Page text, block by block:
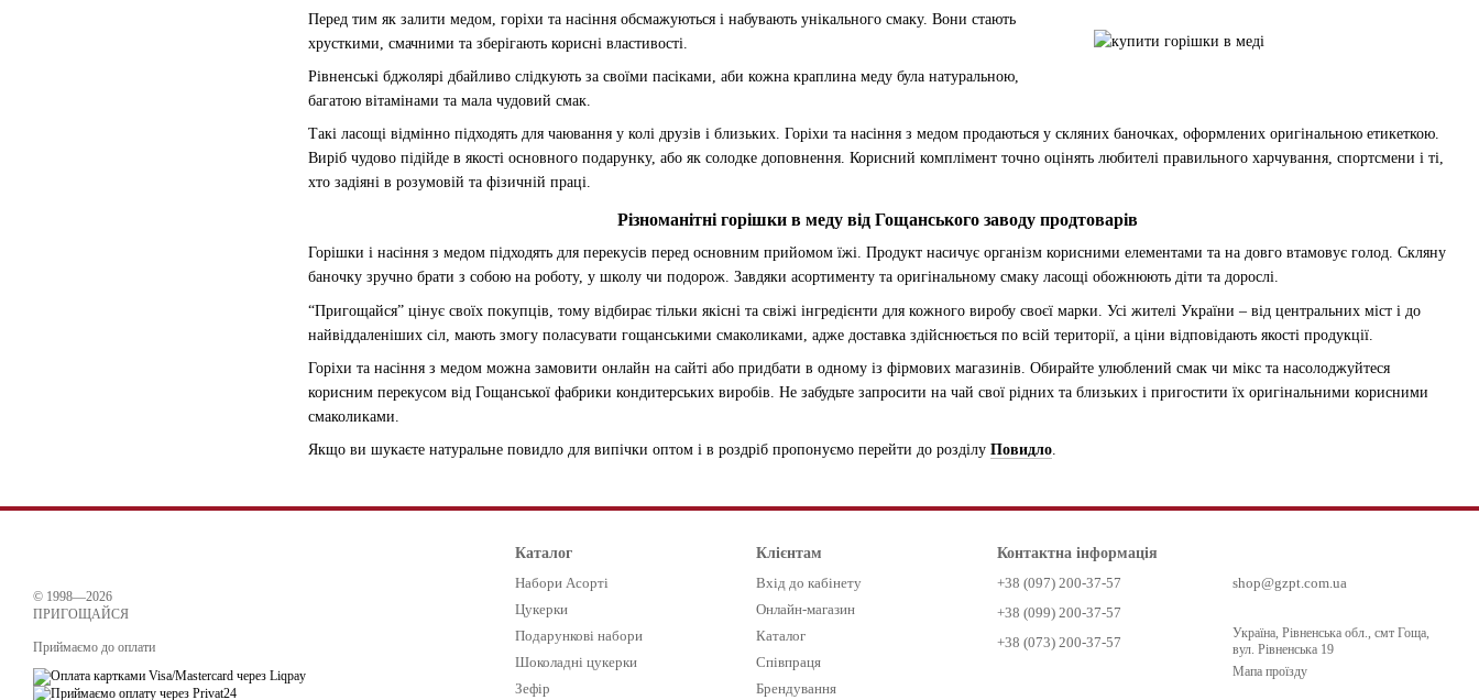
Перед тим як залити медом, горіхи та насіння обсмажуються і набувають унікального смаку. Вони стають
хрусткими, смачними та зберігають корисні властивості.
Рівненські бджолярі дбайливо слідкують за своїми пасіками, аби кожна краплина меду була натуральною,
багатою вітамінами та мала чудовий смак.
Такі ласощі відмінно підходять для чаювання у колі друзів і близьких. Горіхи та насіння з медом продаються у скляних баночках, оформлених оригінальною етикеткою.
Виріб чудово підійде в якості основного подарунку, або як солодке доповнення. Корисний комплімент точно оцінять любителі правильного харчування, спортсмени і ті,
хто задіяні в розумовій та фізичній праці.
Різноманітні горішки в меду від Гощанського заводу продтоварів
Горішки і насіння з медом підходять для перекусів перед основним прийомом їжі. Продукт насичує організм корисними елементами та на довго втамовує голод. Скляну
баночку зручно брати з собою на роботу, у школу чи подорож. Завдяки асортименту та оригінальному смаку ласощі обожнюють діти та дорослі.
“Пригощайся” цінує своїх покупців, тому відбирає тільки якісні та свіжі інгредієнти для кожного виробу своєї марки. Усі жителі України – від центральних міст і до
найвіддаленіших сіл, мають змогу поласувати гощанськими смаколиками, адже доставка здійснюється по всій території, а ціни відповідають якості продукції.
Горіхи та насіння з медом можна замовити онлайн на сайті або придбати в одному із фірмових магазинів. Обирайте улюблений смак чи мікс та насолоджуйтеся
корисним перекусом від Гощанської фабрики кондитерських виробів. Не забудьте запросити на чай свої рідних та близьких і пригостити їх оригінальними корисними
смаколиками.
Якщо ви шукаєте натуральне повидло для випічки оптом і в роздріб пропонуємо перейти до розділу Повидло.
© 1998—2026
ПРИГОЩАЙСЯ
Приймаємо до оплати
Каталог
Набори Асорті
Цукерки
Подарункові набори
Шоколадні цукерки
Зефір
Клієнтам
Вхід до кабінету
Онлайн-магазин
Каталог
Співпраця
Брендування
Контактна інформація
+38 (097) 200-37-57
+38 (099) 200-37-57
+38 (073) 200-37-57
shop@gzpt.com.ua
Україна, Рівненська обл., смт Гоща,
вул. Рівненська 19
Мапа проїзду